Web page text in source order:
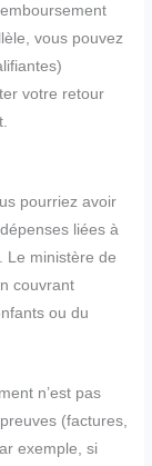
vous pouvez
votre retour
pourriez avoir
liées à
Le ministère de
couvrant
ou du
n’est pas
(factures,
exemple, si